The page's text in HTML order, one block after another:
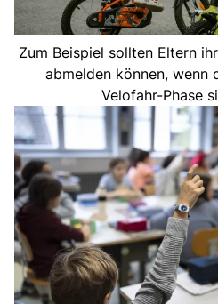
Zum Beispiel sollten Eltern
abmelden können, wenn
Velofahr-Phase